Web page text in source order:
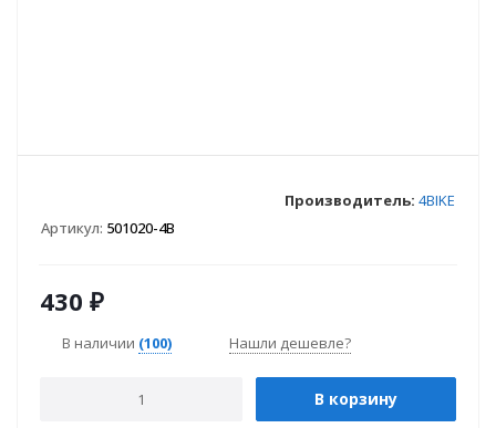
Артикул: 501020-4B
Производитель: 4BIKE
430 ₽
В наличии (100) Нашли дешевле?
В корзину